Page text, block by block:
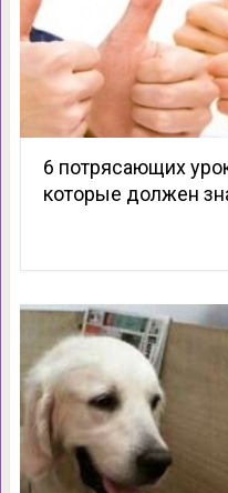
6 потрясающих
которые должен